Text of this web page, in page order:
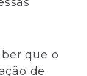
que o
de